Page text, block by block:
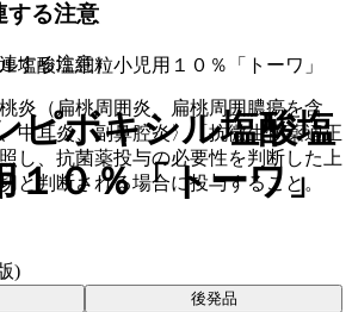
する注意
する注意）
炎（扁桃周囲炎、扁桃周囲膿瘍を含
中耳炎、副鼻腔炎〉「抗微生物薬適正
し、抗菌薬投与の必要性を判断した上
と判断される場合に投与すること。
塩酸塩細粒小児用１０％「トーワ」
ピボキシル塩酸塩
１０％「トーワ」
)
後発品